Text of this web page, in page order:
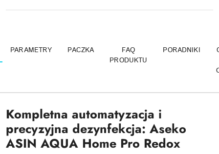
PARAMETRY PACZKA
FAQ
PRODUKTU
PORADNIKI
Kompletna automatyzacja i
precyzyjna dezynfekcja: Aseko
ASIN AQUA Home Pro Redox